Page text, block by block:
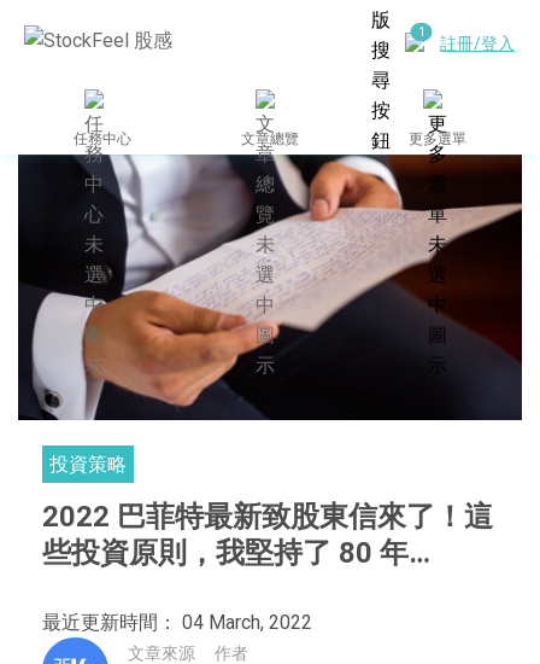
註冊/登入
任務中心 文章總覽 更多選單
投資策略
2022 巴菲特最新致股東信來了！這
些投資原則，我堅持了 80 年…
最近更新時間： 04 March, 2022
文章來源 作者